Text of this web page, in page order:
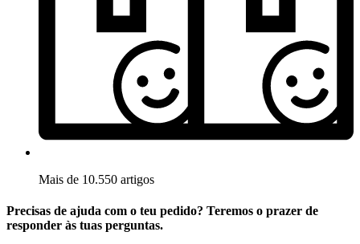
Mais de 10.550 artigos
Precisas de ajuda com o teu pedido? Teremos o prazer de
responder às tuas perguntas.